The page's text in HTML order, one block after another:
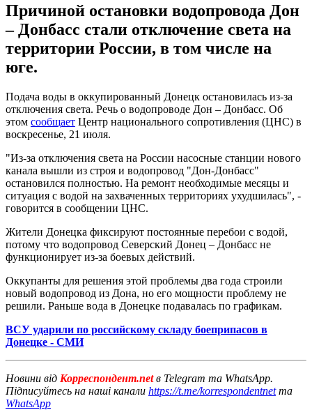
Причиной остановки водопровода Дон
– Донбасс стали отключение света на
территории России, в том числе на
юге.
Подача воды в оккупированный Донецк остановилась из-за
отключения света. Речь о водопроводе Дон – Донбасс. Об
этом сообщает Центр национального сопротивления (ЦНС) в
воскресенье, 21 июля.
"Из-за отключения света на России насосные станции нового
канала вышли из строя и водопровод "Дон-Донбасс"
остановился полностью. На ремонт необходимые месяцы и
ситуация с водой на захваченных территориях ухудшилась", -
говорится в сообщении ЦНС.
Жители Донецка фиксируют постоянные перебои с водой,
потому что водопровод Северский Донец – Донбасс не
функционирует из-за боевых действий.
Оккупанты для решения этой проблемы два года строили
новый водопровод из Дона, но его мощности проблему не
решили. Раньше вода в Донецке подавалась по графикам.
ВСУ ударили по российскому складу боеприпасов в
Донецке - СМИ
Новини від Корреспондент.netв Telegram та WhatsApp.
Підписуйтесь на наші канали https://t.me/korrespondentnetта
WhatsApp